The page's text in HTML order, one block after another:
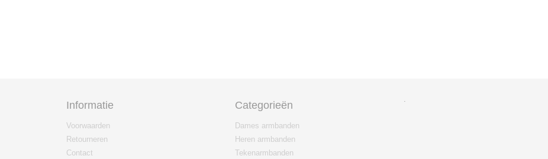
Informatie
Voorwaarden
Retourneren
Contact
Categorieën
Dames armbanden
Heren armbanden
Tekenarmbanden
.